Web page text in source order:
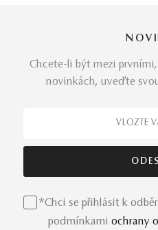
Chcete-li být mezi
novinkách, uveďte
*Chci se přihlásit k
podmínkami ochrany